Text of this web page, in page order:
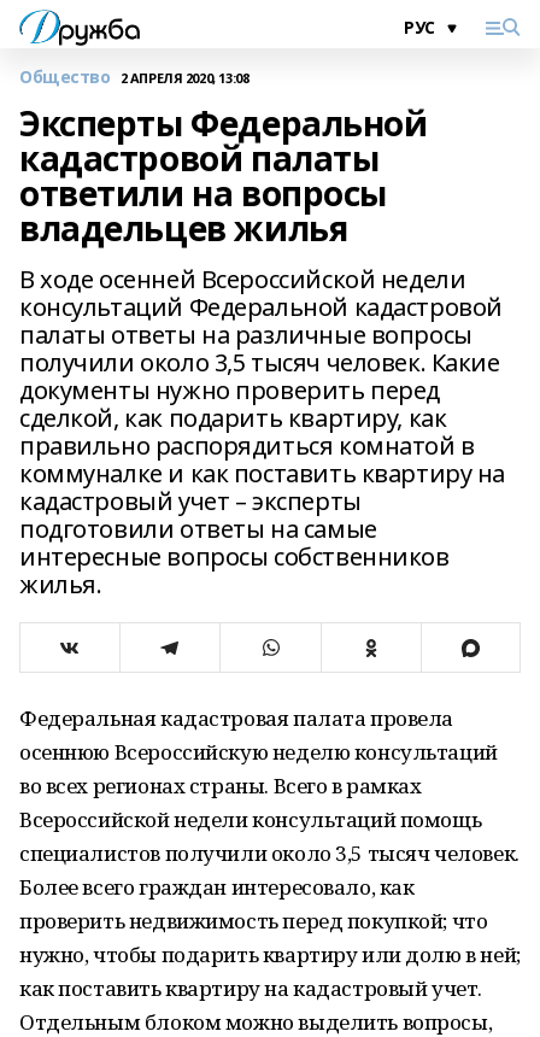
Общество 2 АПРЕЛЯ 2020, 13:08
Эксперты Федеральной
кадастровой палаты
ответили на вопросы
владельцев жилья
В ходе осенней Всероссийской недели
консультаций Федеральной кадастровой
палаты ответы на различные вопросы
получили около 3,5 тысяч человек. Какие
документы нужно проверить перед
сделкой, как подарить квартиру, как
правильно распорядиться комнатой в
коммуналке и как поставить квартиру на
кадастровый учет – эксперты
подготовили ответы на самые
интересные вопросы собственников
жилья.
Федеральная кадастровая палата провела
осеннюю Всероссийскую неделю консультаций
во всех регионах страны. Всего в рамках
Всероссийской недели консультаций помощь
специалистов получили около 3,5 тысяч человек.
Более всего граждан интересовало, как
проверить недвижимость перед покупкой; что
нужно, чтобы подарить квартиру или долю в ней;
как поставить квартиру на кадастровый учет.
Отдельным блоком можно выделить вопросы,